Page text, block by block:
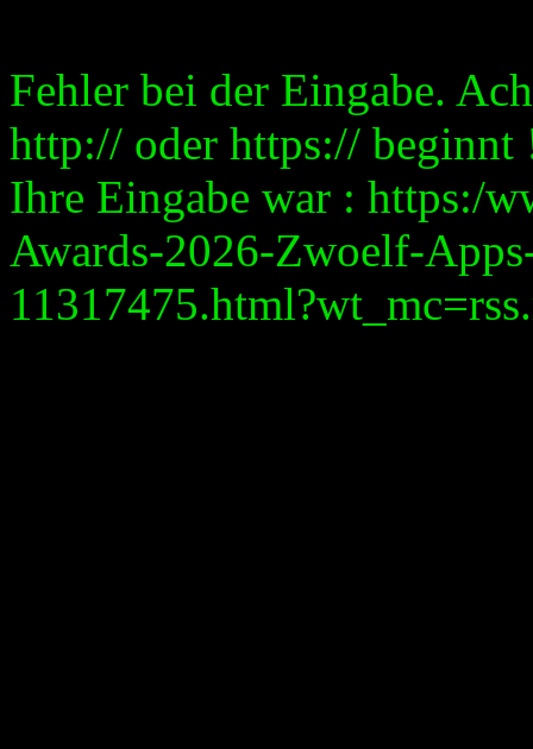
Fehler bei der Eingabe.
http:// oder https:// beginnt
Ihre Eingabe war : https:/
Awards-2026-Zwoelf-